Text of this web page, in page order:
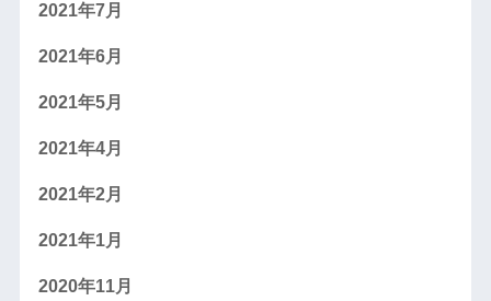
2021年7月
2021年6月
2021年5月
2021年4月
2021年2月
2021年1月
2020年11月